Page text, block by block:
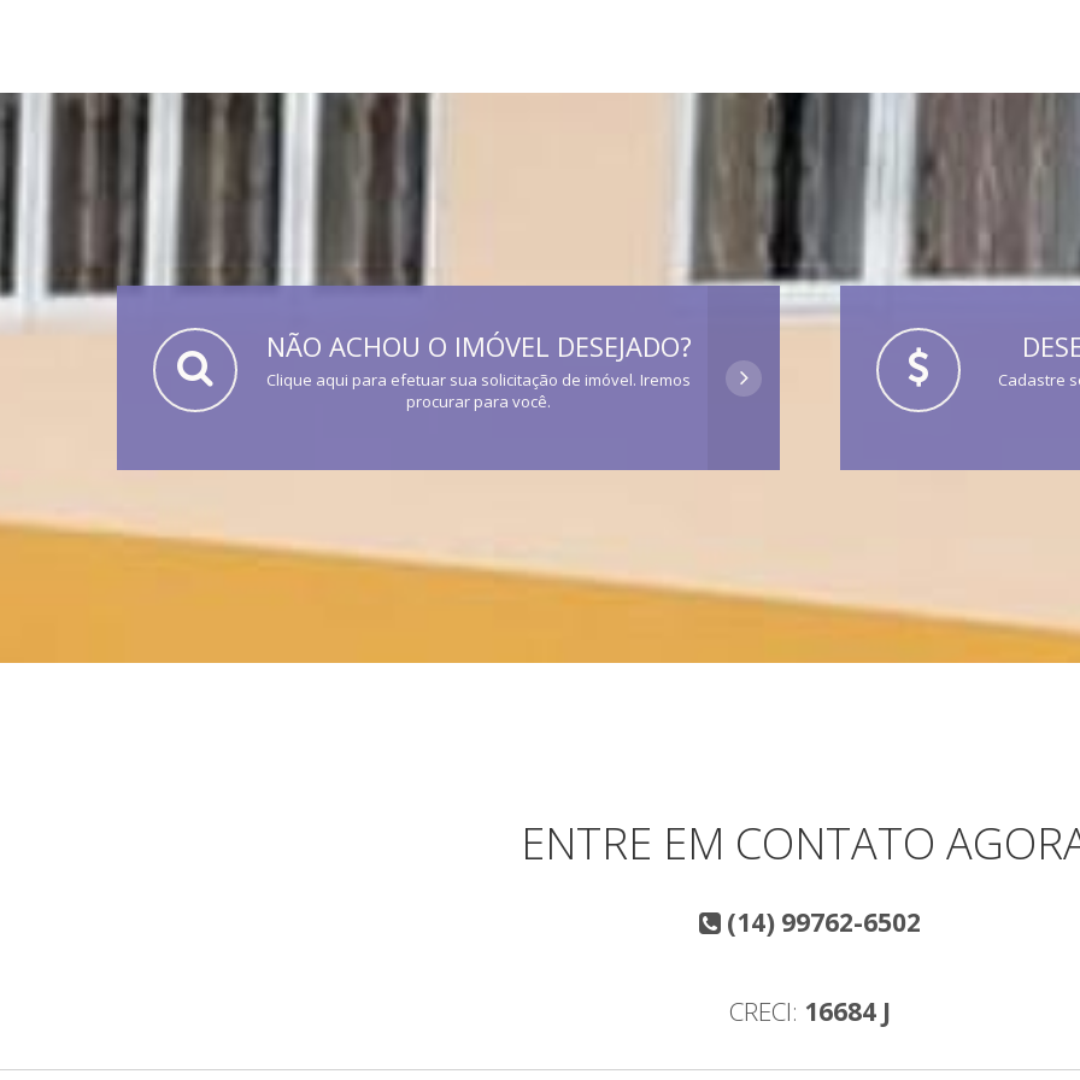
NÃO ACHOU O IMÓVEL DESEJADO?
Clique aqui para efetuar sua solicitação de imóvel. Iremos
procurar para você.
Cadastre
ENTRE EM CONTATO
(14) 99762-6502
CRECI: 16684 J